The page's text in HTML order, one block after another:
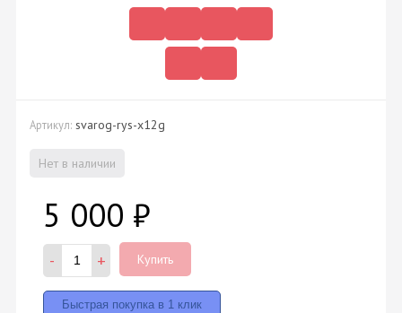
Артикул: svarog-rys-x12g
Нет в наличии
5 000 ₽
- + Купить